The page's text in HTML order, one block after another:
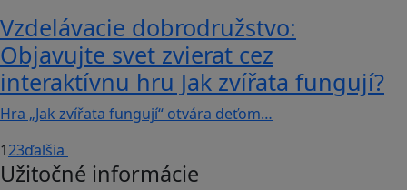
Vzdelávacie dobrodružstvo:
Objavujte svet zvierat cez
interaktívnu hru Jak zvířata fungují?
Hra „Jak zvířata fungují“ otvára deťom…
123ďalšia
Užitočné informácie